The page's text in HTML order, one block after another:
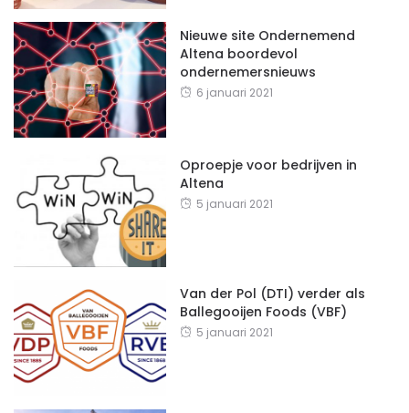
Nieuwe site Ondernemend
Altena boordevol
ondernemersnieuws
6 januari 2021
Oproepje voor bedrijven in
Altena
5 januari 2021
Van der Pol (DTI) verder als
Ballegooijen Foods (VBF)
5 januari 2021